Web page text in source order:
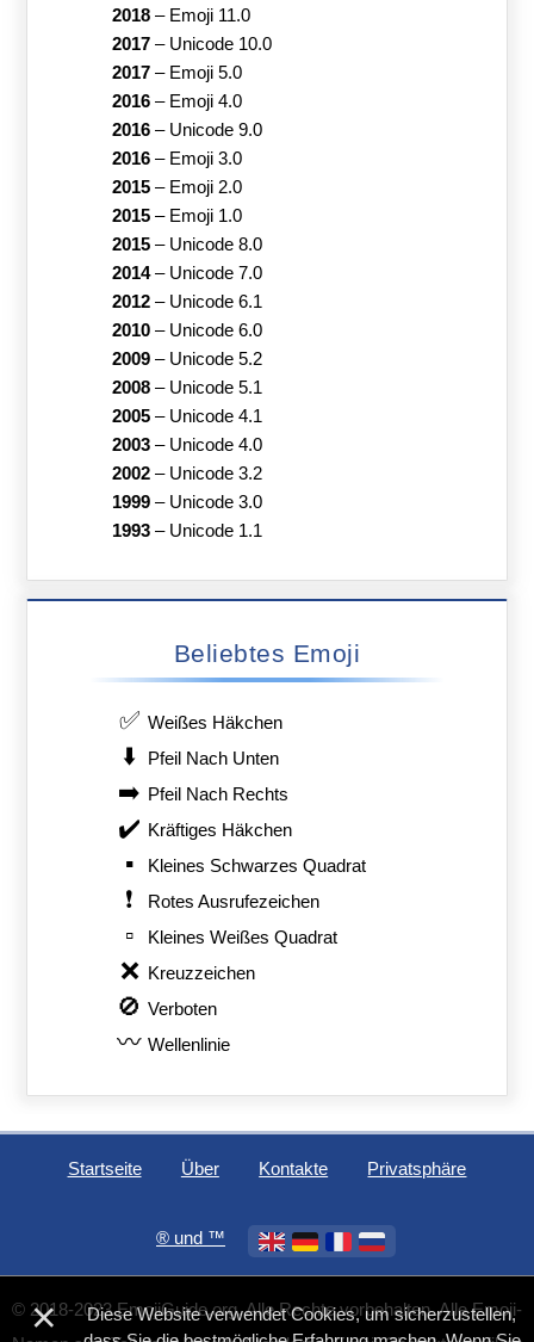
2018– Emoji 11.0
2017– Unicode 10.0
2017– Emoji 5.0
2016– Emoji 4.0
2016– Unicode 9.0
2016– Emoji 3.0
2015– Emoji 2.0
2015– Emoji 1.0
2015– Unicode 8.0
2014– Unicode 7.0
2012– Unicode 6.1
2010– Unicode 6.0
2009– Unicode 5.2
2008– Unicode 5.1
2005– Unicode 4.1
2003– Unicode 4.0
2002– Unicode 3.2
1999– Unicode 3.0
1993– Unicode 1.1
Beliebtes Emoji
✅ Weißes Häkchen
⬇️ Pfeil Nach Unten
➡️ Pfeil Nach Rechts
✔️ Kräftiges Häkchen
▪️ Kleines Schwarzes Quadrat
❗ Rotes Ausrufezeichen
▫️ Kleines Weißes Quadrat
❌ Kreuzzeichen
🚫 Verboten
〰️ Wellenlinie
Startseite Über Kontakte Privatsphäre
®️ und ™
© 2018-2023 EmojiGuide.org. Alle Rechte vorbehalten. Alle Emoji-
×
Diese Website verwendet Cookies, um sicherzustellen,